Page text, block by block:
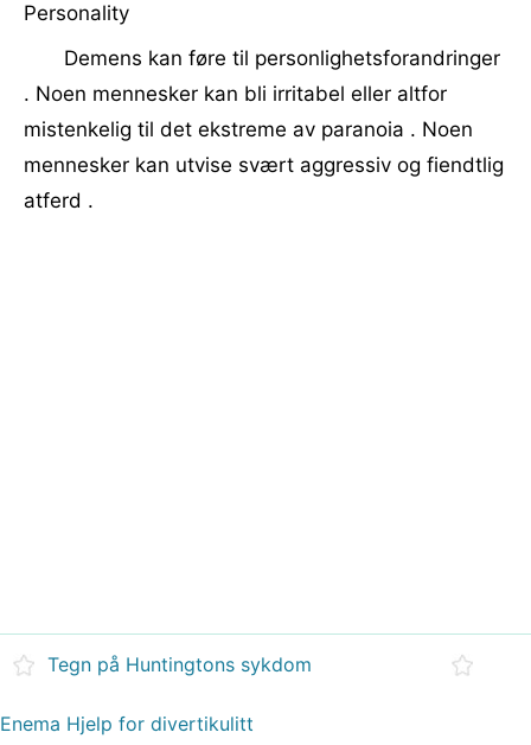
Personality
Demens kan føre til personlighetsforandringer
. Noen mennesker kan bli irritabel eller altfor
mistenkelig til det ekstreme av paranoia . Noen
mennesker kan utvise svært aggressiv og fiendtlig
atferd .
Tegn på Huntingtons sykdom
Enema Hjelp for divertikulitt